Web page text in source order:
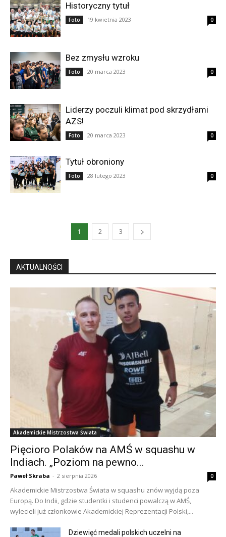
Historyczny tytuł
Foto 19 kwietnia 2023 0
Bez zmysłu wzroku
Foto 20 marca 2023 0
Liderzy poczuli klimat pod skrzydłami
AZS!
Foto 20 marca 2023 0
Tytuł obroniony
Foto 28 lutego 2023 0
1 2 3
AKTUALNOŚCI
Akademickie Mistrzostwa Świata
Pięcioro Polaków na AMŚ w squashu w
Indiach. „Poziom na pewno...
Paweł Skraba - 2 sierpnia 2026 0
Akademickie Mistrzostwa Świata w squashu znów wyjdą poza
Europą. Do Indii, gdzie studentki i studenci powalczą w AMŚ,
wylecieli już członkowie Akademickiej Reprezentacji Polski,...
Dziewięć medali polskich uczelni na